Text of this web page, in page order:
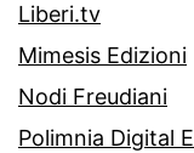
Liberi.tv
Mimesis Edizioni
Nodi Freudiani
Polimnia Digital